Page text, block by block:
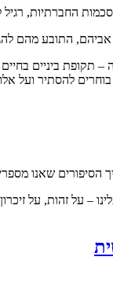
החברתיות,
אביהם, התובע מהם
תקופת ביניים
להסתיר ועל
הסיפורים שאנו
– על זהות, על